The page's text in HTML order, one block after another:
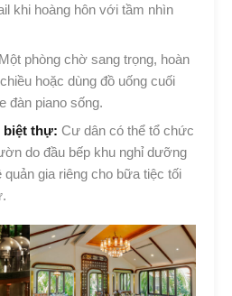
khi hoàng hôn với tầm nhìn
Một phòng chờ sang trọng, hoàn
hoặc dùng đồ uống cuối
đàn piano sống.
biệt thự: Cư dân có thể tổ chức
do đầu bếp khu nghỉ dưỡng
quản gia riêng cho bữa tiệc tối